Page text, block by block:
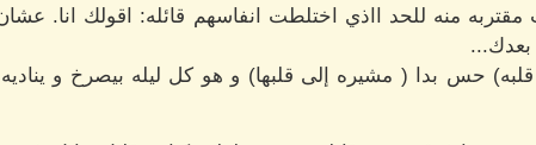
مقتربه منه للحد ااذي اختلطت انفاسهم قائله: اقولك انا.
بعدك...
حس بدا ( مشيره إلى قلبها) و هو كل ليله بيصرخ و